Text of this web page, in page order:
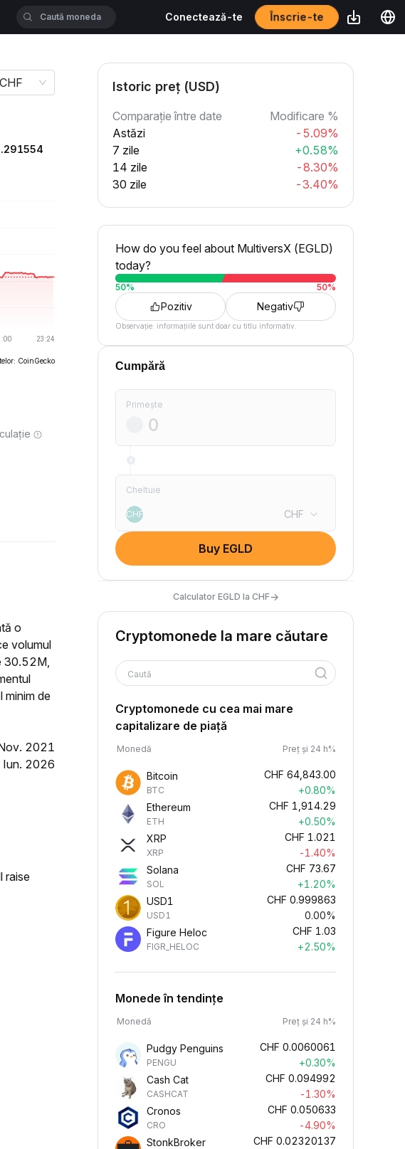
Conectează-te Înscrie-te
CHF
CoinGecko
o
volumul
30.52M,
minim de
2021
Iun. 2026
raise
Istoric preț (USD)
Comparație între date
Modificare %
Astăzi
-5.09%
7 zile
+0.58%
14 zile
-8.30%
30 zile
-3.40%
How do you feel about MultiversX (EGLD)
today?
50% 50%
Pozitiv Negativ
Observație: informațiile sunt doar cu titlu informativ.
Cumpără
Primește
Cheltuie
CHF CHF
Buy EGLD
Calculator EGLD la CHF→
Cryptomonede la mare căutare
Caută
Cryptomonede cu cea mai mare
capitalizare de piață
Monedă Preț și 24 h%
Bitcoin
BTC
CHF 64,843.00
+0.80%
Ethereum
ETH
CHF 1,914.29
+0.50%
XRP
XRP
CHF 1.021
-1.40%
Solana
SOL
CHF 73.67
+1.20%
USD1
USD1
CHF 0.999863
0.00%
Figure Heloc
FIGR_HELOC
CHF 1.03
+2.50%
Monede în tendințe
Monedă Preț și 24 h%
Pudgy Penguins
PENGU
CHF 0.0060061
+0.30%
Cash Cat
CASHCAT
CHF 0.094992
-1.30%
Cronos
CRO
CHF 0.050633
-4.90%
StonkBroker
CHF 0.02320137